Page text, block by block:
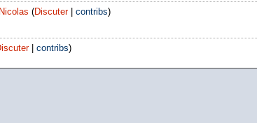
Nicolas (Discuter| contribs)
| contribs)